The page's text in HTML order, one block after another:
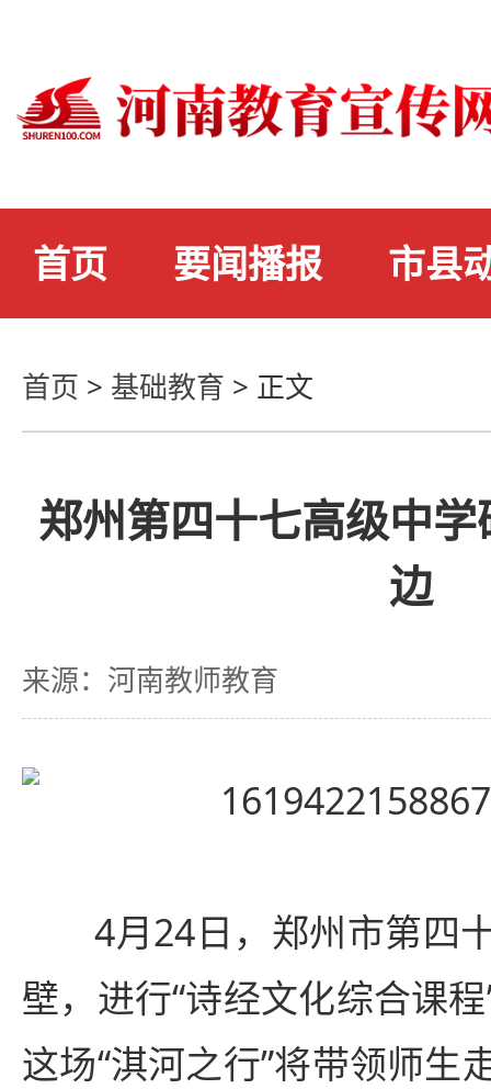
首页 要闻播报 市县
首页 > 基础教育 > 正文
郑州第四十七高级中
边
来源：河南教师教育
4月24日，郑州市第四
壁，进行“诗经文化综合课
这场“淇河之行”将带领师生